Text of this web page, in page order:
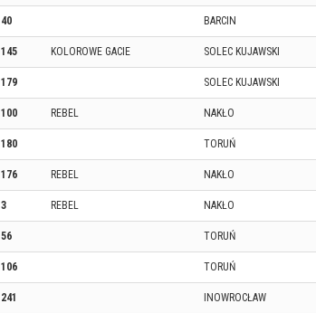
40 BARCIN
145 KOLOROWE GACIE SOLEC KUJAWSKI
179 SOLEC KUJAWSKI
100 REBEL NAKŁO
180 TORUŃ
176 REBEL NAKŁO
3 REBEL NAKŁO
56 TORUŃ
106 TORUŃ
241 INOWROCŁAW